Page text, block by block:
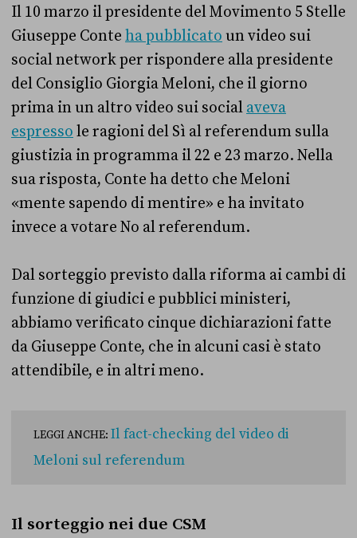
Il 10 marzo il presidente del Movimento 5 Stelle
Giuseppe Conte ha pubblicato un video sui
social network per rispondere alla presidente
del Consiglio Giorgia Meloni, che il giorno
prima in un altro video sui social aveva
espresso le ragioni del Sì al referendum sulla
giustizia in programma il 22 e 23 marzo. Nella
sua risposta, Conte ha detto che Meloni
«mente sapendo di mentire» e ha invitato
invece a votare No al referendum.
Dal sorteggio previsto dalla riforma ai cambi di
funzione di giudici e pubblici ministeri,
abbiamo verificato cinque dichiarazioni fatte
da Giuseppe Conte, che in alcuni casi è stato
attendibile, e in altri meno.
LEGGI ANCHE: Il fact-checking del video di
Meloni sul referendum
Il sorteggio nei due CSM